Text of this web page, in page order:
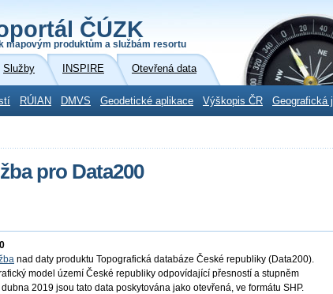
ČÚZK
mapovým produktům a službám resortu
Služby INSPIRE Otevřená data
RÚIAN DMVS Geodetické aplikace Výškopis ČR Geografická
pro Data200
nad daty produktu Topografická databáze České republiky (Data200).
model území České republiky odpovídající přesností a stupněm
2019 jsou tato data poskytována jako otevřená, ve formátu SHP.